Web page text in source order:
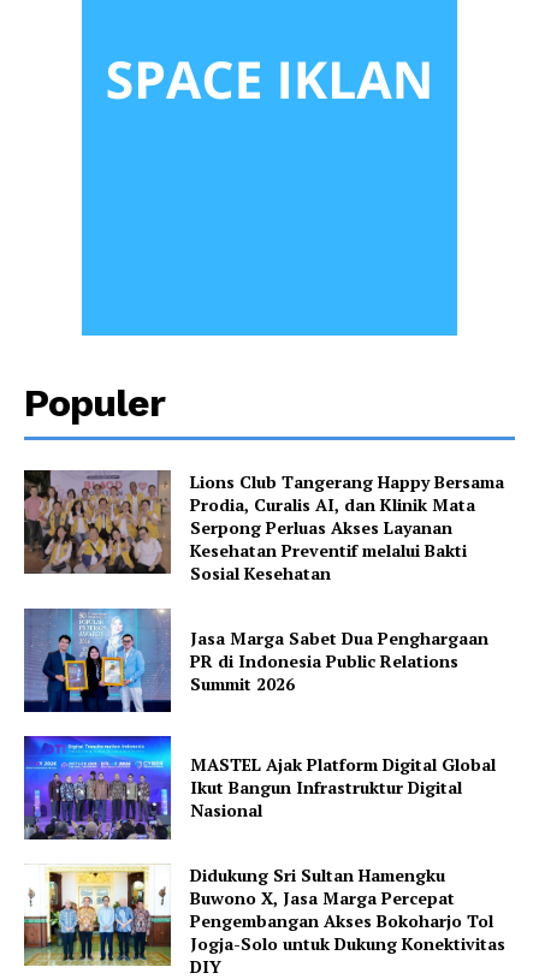
Populer
Lions Club Tangerang Happy Bersama
Prodia, Curalis AI, dan Klinik Mata
Serpong Perluas Akses Layanan
Kesehatan Preventif melalui Bakti
Sosial Kesehatan
Jasa Marga Sabet Dua Penghargaan
PR di Indonesia Public Relations
Summit 2026
MASTEL Ajak Platform Digital Global
Ikut Bangun Infrastruktur Digital
Nasional
Didukung Sri Sultan Hamengku
Buwono X, Jasa Marga Percepat
Pengembangan Akses Bokoharjo Tol
Jogja-Solo untuk Dukung Konektivitas
DIY